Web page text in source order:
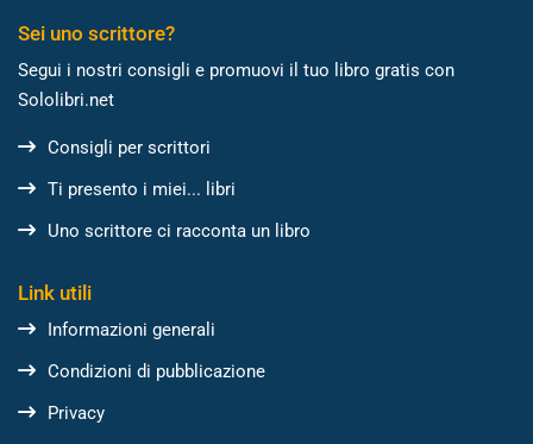
Sei uno scrittore?
Segui i nostri consigli e promuovi il tuo libro gratis con
Sololibri.net
Consigli per scrittori
Ti presento i miei... libri
Uno scrittore ci racconta un libro
Link utili
Informazioni generali
Condizioni di pubblicazione
Privacy